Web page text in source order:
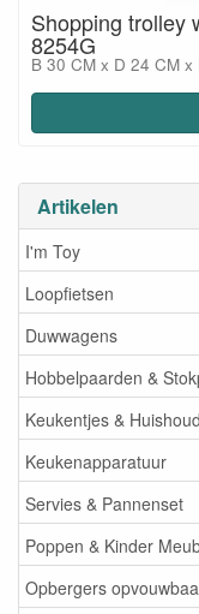
Artikelen
I'm Toy
Loopfietsen
Duwwagens
Hobbelpaarden &
Keukentjes &
Keukenapparatuur
Servies & Pannenset
Poppen & Kinder
Opbergers
Shopping trolley
8254G
B 30 CM x D 24 CM x